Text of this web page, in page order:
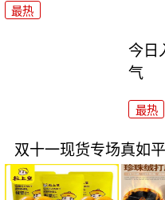
最热
今日
气
最热
双十一现货专场真如